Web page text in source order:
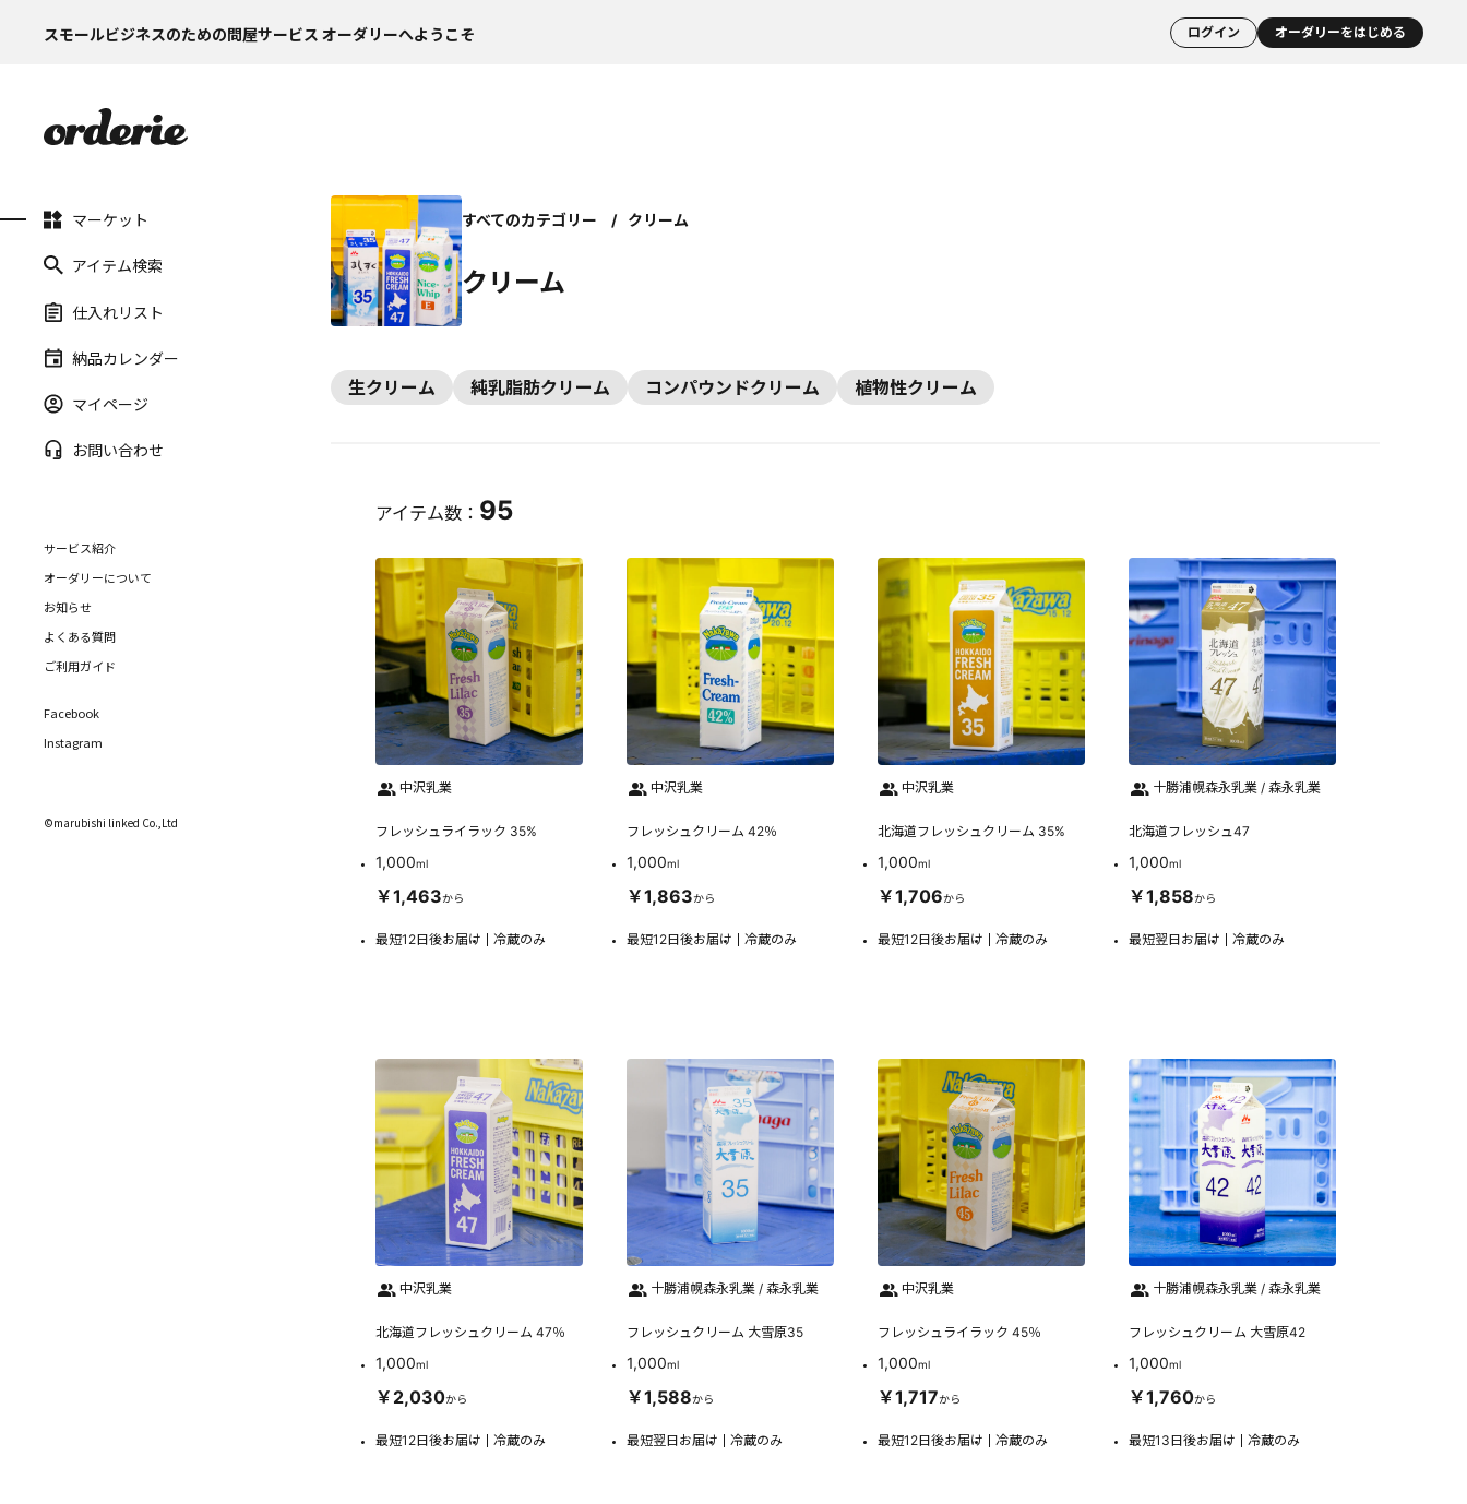
スモールビジネスのための問屋サービス オーダリーへようこそ ログイン オーダリーをはじめる
マーケット
アイテム検索
仕入れリスト
納品カレンダー
マイページ
お問い合わせ
サービス紹介
オーダリーについて
お知らせ
よくある質問
ご利用ガイド
Facebook
Instagram
©marubishi linked Co.,Ltd
すべてのカテゴリー クリーム
クリーム
生クリーム 純乳脂肪クリーム コンパウンドクリーム 植物性クリーム
アイテム数： 95
中沢乳業
フレッシュライラック 35%
1,000ml
￥1,463から
最短12日後お届け 冷蔵のみ
中沢乳業
フレッシュクリーム 42％
1,000ml
￥1,863から
最短12日後お届け 冷蔵のみ
中沢乳業
北海道フレッシュクリーム 35%
1,000ml
￥1,706から
最短12日後お届け 冷蔵のみ
十勝浦幌森永乳業 / 森永乳業
北海道フレッシュ47
1,000ml
￥1,858から
最短翌日お届け 冷蔵のみ
中沢乳業
北海道フレッシュクリーム 47％
1,000ml
￥2,030から
最短12日後お届け 冷蔵のみ
十勝浦幌森永乳業 / 森永乳業
フレッシュクリーム 大雪原35
1,000ml
￥1,588から
最短翌日お届け 冷蔵のみ
中沢乳業
フレッシュライラック 45％
1,000ml
￥1,717から
最短12日後お届け 冷蔵のみ
十勝浦幌森永乳業 / 森永乳業
フレッシュクリーム 大雪原42
1,000ml
￥1,760から
最短13日後お届け 冷蔵のみ